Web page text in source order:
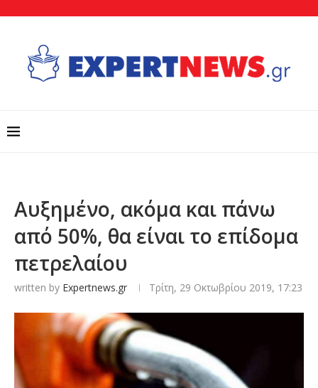
Αυξημένο, ακόμα και πάνω
από 50%, θα είναι το επίδομα
πετρελαίου
written by Expertnews.gr Τρίτη, 29 Οκτωβρίου 2019, 17:23